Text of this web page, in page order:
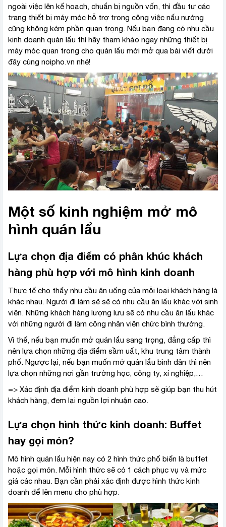
ngoài việc lên kế hoạch, chuẩn bị nguồn vốn, thì đầu tư các
trang thiết bị máy móc hỗ trợ trong công việc nấu nướng
cũng không kém phần quan trọng. Nếu bạn đang có nhu cầu
kinh doanh quán lẩu thì hãy tham khảo ngay những thiết bị
máy móc quan trong cho quán lẩu mới mở qua bài viết dưới
đây cùng noipho.vn nhé!
Một số kinh nghiệm mở mô
hình quán lẩu
Lựa chọn địa điểm có phân khúc khách
hàng phù hợp với mô hình kinh doanh
Thực tế cho thấy nhu cầu ăn uống của mỗi loại khách hàng là
khác nhau. Người đi làm sẽ sẽ có nhu cầu ăn lẩu khác với sinh
viên. Những khách hàng lượng lưu sẽ có nhu cầu ăn lẩu khác
với những người đi làm công nhân viên chức bình thường.
Vì thế, nếu bạn muốn mở quán lẩu sang trọng, đẳng cấp thì
nên lựa chọn những địa điểm sầm uất, khu trung tâm thành
phố. Ngược lại, nếu bạn muốn mở quán lẩu bình dân thì nên
lựa chọn những nơi gần trường học, công ty, xí nghiệp,…
=> Xác định địa điểm kinh doanh phù hợp sẽ giúp bạn thu hút
khách hàng, đem lại nguồn lợi nhuận cao.
Lựa chọn hình thức kinh doanh: Buffet
hay gọi món?
Mô hình quán lẩu hiện nay có 2 hình thức phổ biến là buffet
hoặc gọi món. Mỗi hình thức sẽ có 1 cách phục vụ và mức
giá các nhau. Bạn cần phải xác định được hình thức kinh
doanh để lên menu cho phù hợp.